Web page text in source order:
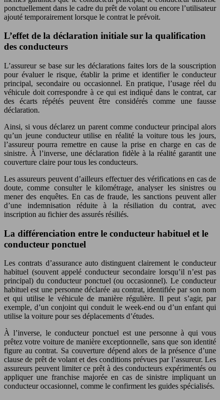
ponctuellement dans le cadre du prêt de volant ou encore l’utilisateur
ajouté temporairement lorsque le contrat le prévoit.
L’effet de la déclaration initiale sur la qualification
des conducteurs
L’assureur se base sur les déclarations faites lors de la souscription
pour évaluer le risque, établir la prime et identifier le conducteur
principal, secondaire ou occasionnel. En pratique, l’usage réel du
véhicule doit correspondre à ce qui est indiqué dans le contrat, car
des écarts répétés peuvent être considérés comme une fausse
déclaration.
Ainsi, si vous déclarez un parent comme conducteur principal alors
qu’un jeune conducteur utilise en réalité la voiture tous les jours,
l’assureur pourra remettre en cause la prise en charge en cas de
sinistre. À l’inverse, une déclaration fidèle à la réalité garantit une
couverture claire pour tous les conducteurs.
Les assureurs peuvent d’ailleurs effectuer des vérifications en cas de
doute, comme consulter le kilométrage, analyser les sinistres ou
mener des enquêtes. En cas de fraude, les sanctions peuvent aller
d’une indemnisation réduite à la résiliation du contrat, avec
inscription au fichier des assurés résiliés.
La différenciation entre le conducteur habituel et le
conducteur ponctuel
Les contrats d’assurance auto distinguent clairement le conducteur
habituel (souvent appelé conducteur secondaire lorsqu’il n’est pas
principal) du conducteur ponctuel (ou occasionnel). Le conducteur
habituel est une personne déclarée au contrat, identifiée par son nom
et qui utilise le véhicule de manière régulière. Il peut s’agir, par
exemple, d’un conjoint qui conduit le week‑end ou d’un enfant qui
utilise la voiture pour ses déplacements d’études.
À l’inverse, le conducteur ponctuel est une personne à qui vous
prêtez votre voiture de manière exceptionnelle, sans que son identité
figure au contrat. Sa couverture dépend alors de la présence d’une
clause de prêt de volant et des conditions prévues par l’assureur. Les
assureurs peuvent limiter ce prêt à des conducteurs expérimentés ou
appliquer une franchise majorée en cas de sinistre impliquant un
conducteur occasionnel, comme le confirment les guides spécialisés.